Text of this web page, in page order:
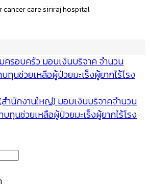
cancer care siriraj hospital
อบครัว มอบเงินบริจาค จำนวน
ทุนช่วยเหลือผู้ป่วยมะเร็งผู้ยากไร้โรง
ำนักงานใหญ่) มอบเงินบริจาคจำนวน
ทุนช่วยเหลือผู้ป่วยมะเร็งผู้ยากไร้โรง